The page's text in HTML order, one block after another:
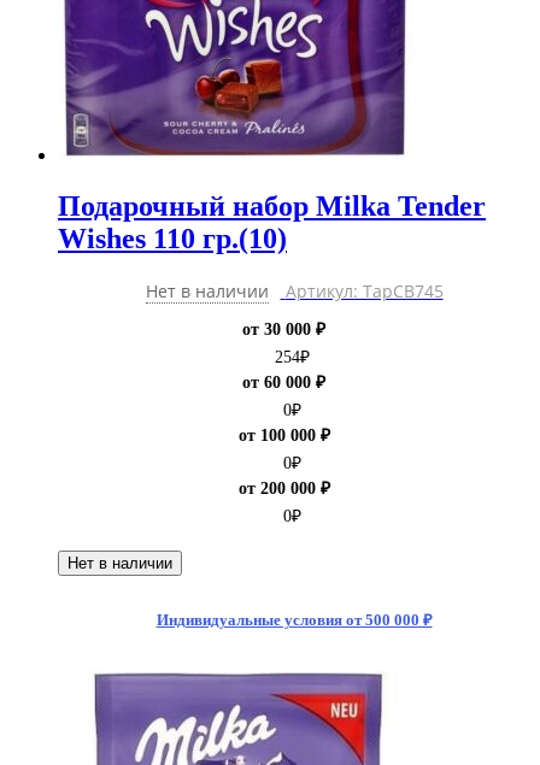
Подарочный набор Milka Tender
Wishes 110 гр.(10)
Нет в наличии Артикул: ТарCB745
от 30 000 ₽
254₽
от 60 000 ₽
0₽
от 100 000 ₽
0₽
от 200 000 ₽
0₽
Нет в наличии
Индивидуальные условия от 500 000 ₽